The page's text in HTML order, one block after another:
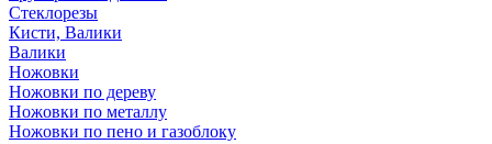
Стеклорезы
Кисти, Валики
Валики
Ножовки
Ножовки по дереву
Ножовки по металлу
Ножовки по пено и газоблоку